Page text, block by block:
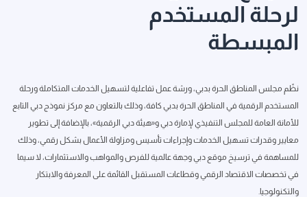
لرحلة المستخدم
المبسطة
نظّم مجلس المناطق الحرة بدبي، ورشة عمل تفاعلية لتسهيل الخدمات المتكاملة ورحلة
المستخدم الرقمية في المناطق الحرة بدبي كافة، وذلك بالتعاون مع مركز نموذج دبي التابع
للأمانة العامة للمجلس التنفيذي لإمارة دبي و«هيئة دبي الرقمية»، بالإضافة إلى تطوير
معايير وقدرات تسهيل الخدمات وإجراءات تأسيس ومزاولة الأعمال بشكل رقمي، وذلك
للمساهمة في ترسيخ موقع دبي وجهة عالمية للفرص والمواهب والاستثمارات، لا سيما
في تخصصات الاقتصاد الرقمي وقطاعات المستقبل القائمة على المعرفة والابتكار
والتكنولوجيا.